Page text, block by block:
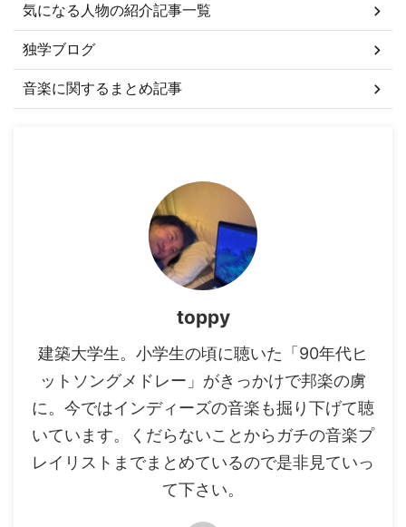
気になる人物の紹介記事一覧
独学ブログ
音楽に関するまとめ記事
toppy
建築大学生。小学生の頃に聴いた「90年代ヒ
ットソングメドレー」がきっかけで邦楽の虜
に。今ではインディーズの音楽も掘り下げて聴
いています。くだらないことからガチの音楽プ
レイリストまでまとめているので是非見ていっ
て下さい。